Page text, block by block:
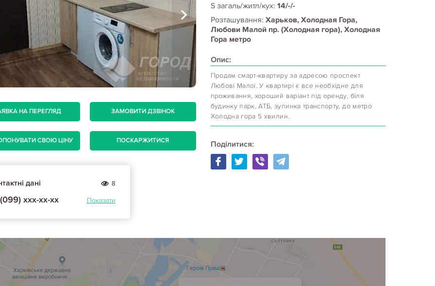
НА ПЕРЕГЛЯД ЗАМОВИТИ ДЗВІНОК
СВОЮ ЦІНУ ПОСКАРЖИТИСЯ
дані 8
(099) ххх-хх-хх Показати
S загаль/житл/кух: 14/-/-
Розташування: Харьков, Холодная Гора,
Любови Малой пр. (Холодная гора), Холодная
Гора метро
Опис:
Продам смарт-квартиру за адресою проспект
Любові Малої. У квартирі є все необхідне для
проживання, хороший варіант під оренду, біля
будинку парк, АТБ, зупинка транспорту, до метро
Холодна гора 5 хвилин.
Поділитися: